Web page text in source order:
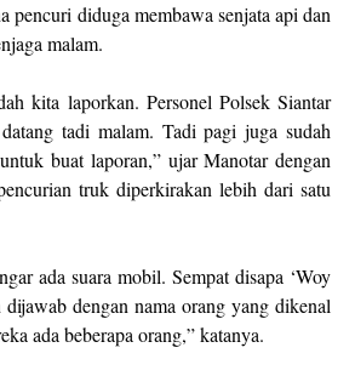
pencuri diduga membawa senjata api dan
malam.
kita laporkan. Personel Polsek Siantar
tadi malam. Tadi pagi juga sudah
buat laporan,” ujar Manotar dengan
truk diperkirakan lebih dari satu
ada suara mobil. Sempat disapa ‘Woy
dijawab dengan nama orang yang dikenal
ada beberapa orang,” katanya.